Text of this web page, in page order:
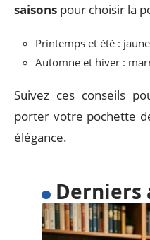
saisons pour choisir la
Printemps et été :
Automne et hiver :
Suivez ces conseils
porter votre pochette
élégance.
Derniers